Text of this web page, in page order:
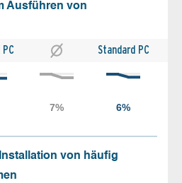
Ausführen von
Standard PC
von häufig